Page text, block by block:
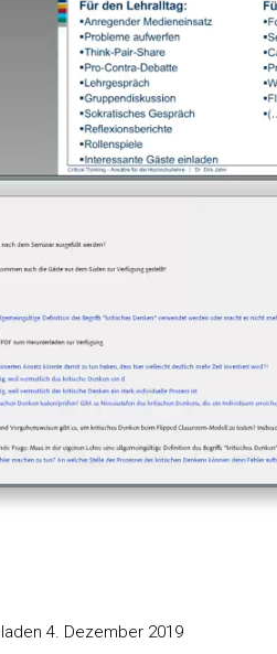
83.20%
4. Dezember 2019